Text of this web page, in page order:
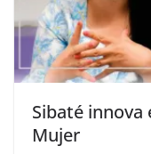
Sibaté innova
Mujer